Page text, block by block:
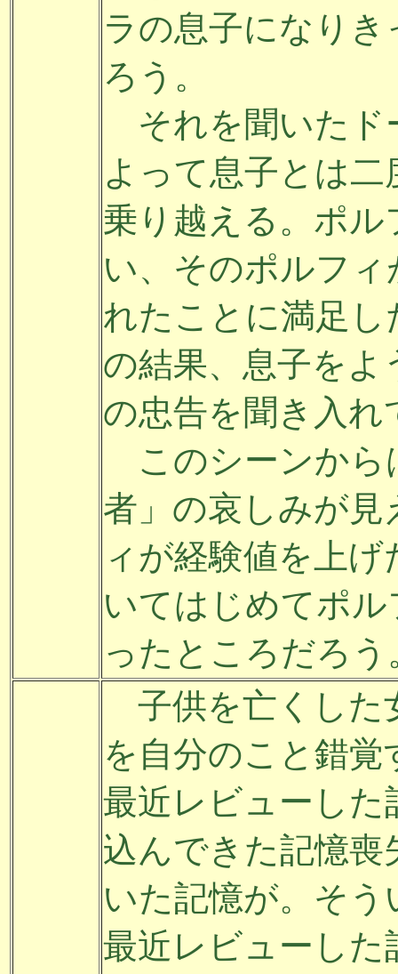
ラの息子になり
ろう。
それを聞いたド
よって息子とは
乗り越える。ポ
い、そのポルフ
れたことに満足
の結果、息子を
の忠告を聞き入
このシーンから
者」の哀しみが
ィが経験値を上
いてはじめてポ
ったところだろう
子供を亡くした
を自分のこと錯
最近レビューし
込んできた記憶
いた記憶が。そ
最近レビューした